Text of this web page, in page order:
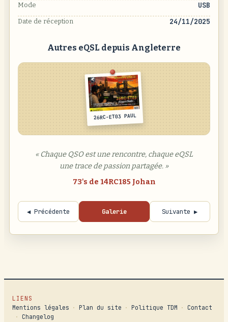
Mode USB
Date de réception 24/11/2025
Autres eQSL depuis Angleterre
26RC-ET03 PAUL
« Chaque QSO est une rencontre, chaque eQSL
une trace de passion partagée. »
73's de 14RC185 Johan
◀ Précédente Galerie Suivante ▶
LIENS
Mentions légales · Plan du site · Politique TDM ·
Contact
·
Changelog